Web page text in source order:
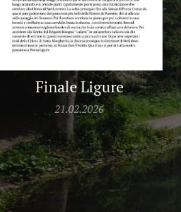
Finale Ligure
21.02.2026